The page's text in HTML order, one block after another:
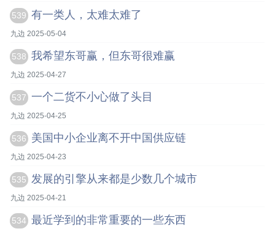
539 有一类人，太难太难了
九边 2025-05-04
538 我希望东哥赢，但东哥很难赢
九边 2025-04-27
537 一个二货不小心做了头目
九边 2025-04-25
536 美国中小企业离不开中国供应链
九边 2025-04-23
535 发展的引擎从来都是少数几个城市
九边 2025-04-21
534 最近学到的非常重要的一些东西